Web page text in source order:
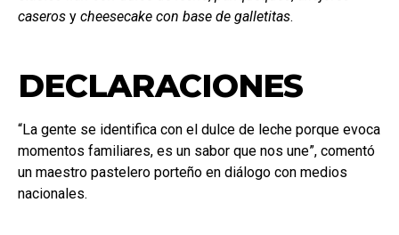
caseros y cheesecake con base de galletitas.
DECLARACIONES
“La gente se identifica con el dulce de leche porque evoca
momentos familiares, es un sabor que nos une”, comentó
un maestro pastelero porteño en diálogo con medios
nacionales.